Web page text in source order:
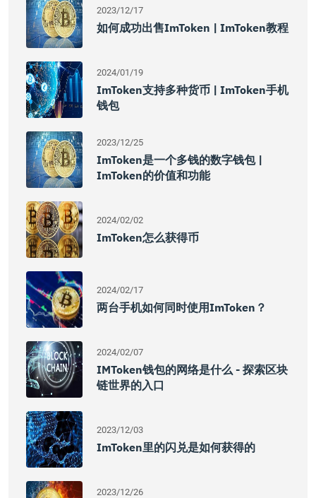
2023/12/17
如何成功出售imToken | ImToken教程
2024/01/19
ImToken支持多种货币 | ImToken手机
钱包
2023/12/25
ImToken是一个多钱的数字钱包 |
ImToken的价值和功能
2024/02/02
ImToken怎么获得币
2024/02/17
两台手机如何同时使用imToken？
2024/02/07
IMToken钱包的网络是什么 - 探索区块
链世界的入口
2023/12/03
ImToken里的闪兑是如何获得的
2023/12/26